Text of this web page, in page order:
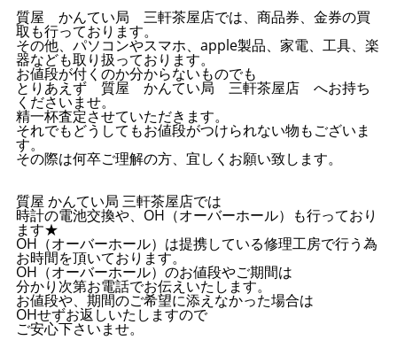
質屋 かんてい局 三軒茶屋店では、商品券、金券の買
取も行っております。
その他、パソコンやスマホ、apple製品、家電、工具、楽
器なども取り扱っております。
お値段が付くのか分からないものでも
とりあえず 質屋 かんてい局 三軒茶屋店 へお持ち
くださいませ。
精一杯査定させていただきます。
それでもどうしてもお値段がつけられない物もございま
す。
その際は何卒ご理解の方、宜しくお願い致します。
質屋 かんてい局 三軒茶屋店では
時計の電池交換や、OH（オーバーホール）も行っており
ます★
OH（オーバーホール）は提携している修理工房で行う為
お時間を頂いております。
OH（オーバーホール）のお値段やご期間は
分かり次第お電話でお伝えいたします。
お値段や、期間のご希望に添えなかった場合は
OHせずお返しいたしますので
ご安心下さいませ。